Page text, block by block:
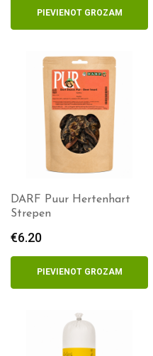
PIEVIENOT GROZAM
DARF Puur Hertenhart
Strepen
€6.20
PIEVIENOT GROZAM